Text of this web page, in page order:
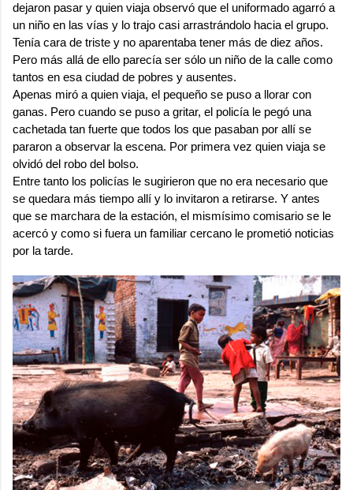
dejaron pasar y quien viaja observó que el uniformado agarró a
un niño en las vías y lo trajo casi arrastrándolo hacia el grupo.
Tenía cara de triste y no aparentaba tener más de diez años.
Pero más allá de ello parecía ser sólo un niño de la calle como
tantos en esa ciudad de pobres y ausentes.
Apenas miró a quien viaja, el pequeño se puso a llorar con
ganas. Pero cuando se puso a gritar, el policía le pegó una
cachetada tan fuerte que todos los que pasaban por allí se
pararon a observar la escena. Por primera vez quien viaja se
olvidó del robo del bolso.
Entre tanto los policías le sugirieron que no era necesario que
se quedara más tiempo allí y lo invitaron a retirarse. Y antes
que se marchara de la estación, el mismísimo comisario se le
acercó y como si fuera un familiar cercano le prometió noticias
por la tarde.